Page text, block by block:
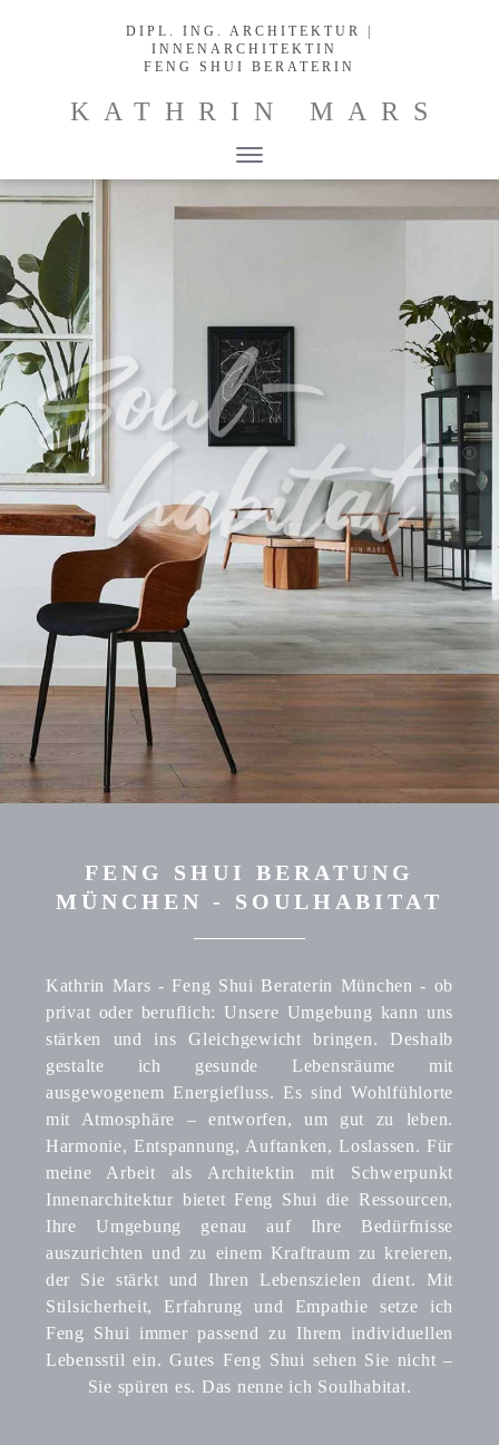
DIPL. ING. ARCHITEKTUR |
INNENARCHITEKTIN
FENG SHUI BERATERIN
KATHRIN MARS
FENG SHUI BERATUNG
MÜNCHEN - SOULHABITAT
Kathrin Mars - Feng Shui Beraterin München - ob
privat oder beruflich: Unsere Umgebung kann uns
stärken und ins Gleichgewicht bringen. Deshalb
gestalte ich gesunde Lebensräume mit
ausgewogenem Energiefluss. Es sind Wohlfühlorte
mit Atmosphäre – entworfen, um gut zu leben.
Harmonie, Entspannung, Auftanken, Loslassen. Für
meine Arbeit als Architektin mit Schwerpunkt
Innenarchitektur bietet Feng Shui die Ressourcen,
Ihre Umgebung genau auf Ihre Bedürfnisse
auszurichten und zu einem Kraftraum zu kreieren,
der Sie stärkt und Ihren Lebenszielen dient. Mit
Stilsicherheit, Erfahrung und Empathie setze ich
Feng Shui immer passend zu Ihrem individuellen
Lebensstil ein. Gutes Feng Shui sehen Sie nicht –
Sie spüren es. Das nenne ich Soulhabitat.